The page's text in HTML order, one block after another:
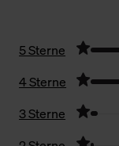
5 Sterne
4 Sterne
3 Sterne